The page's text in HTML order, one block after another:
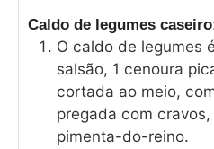
Caldo de legumes
O caldo de legumes
salsão, 1 cenoura
cortada ao meio,
pregada com
pimenta-do-reino.